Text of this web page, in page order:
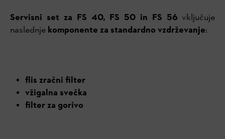
Servisni set za FS 40, FS 50 in FS 56 vključuje
naslednje komponente za standardno vzdrževanje:
flis zračni filter
vžigalna svečka
filter za gorivo